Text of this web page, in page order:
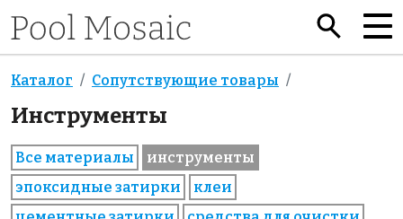
Каталог Сопутствующие товары
Инструменты
Все материалы
инструменты
эпоксидные затирки
клеи